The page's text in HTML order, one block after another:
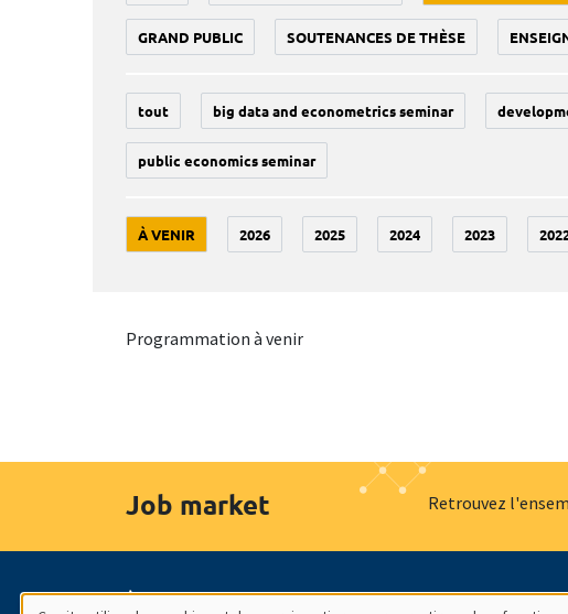
GRAND PUBLIC SOUTENANCES DE THÈSE
tout big data and econometrics seminar
public economics seminar
À VENIR 2026 2025 2024 2023
Programmation à venir
Job market Retrouvez
À propos Nos engagements Hommage à